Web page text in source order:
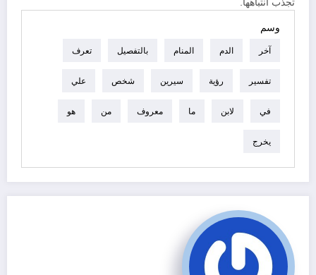
تجذب انتباهها.
وسم
آخر الدم المنام بالتفصيل تعرف
تفسير رؤية سيرين شخص علي
في لابن ما معروف من هو
يخرج